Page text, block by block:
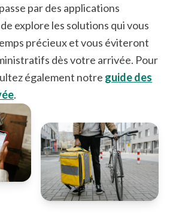
par des applications
explore les solutions qui vous
précieux et vous éviteront
dès votre arrivée. Pour
également notre guide des
.